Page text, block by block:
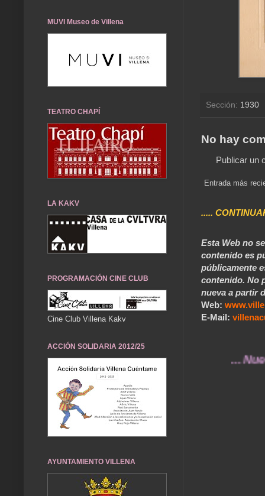
Sección: 1930
No hay
Publicar un
Entrada más
.....
Esta Web no
contenido es
públicamente
contenido. No
nueva a partir
Web:
E-Mail:
... Nuestros
MUVI Museo de Villena
TEATRO CHAPÍ
LA KAKV
PROGRAMACIÓN CINE CLUB
Cine Club Villena Kakv
ACCIÓN SOLIDARIA 2012/25
AYUNTAMIENTO VILLENA